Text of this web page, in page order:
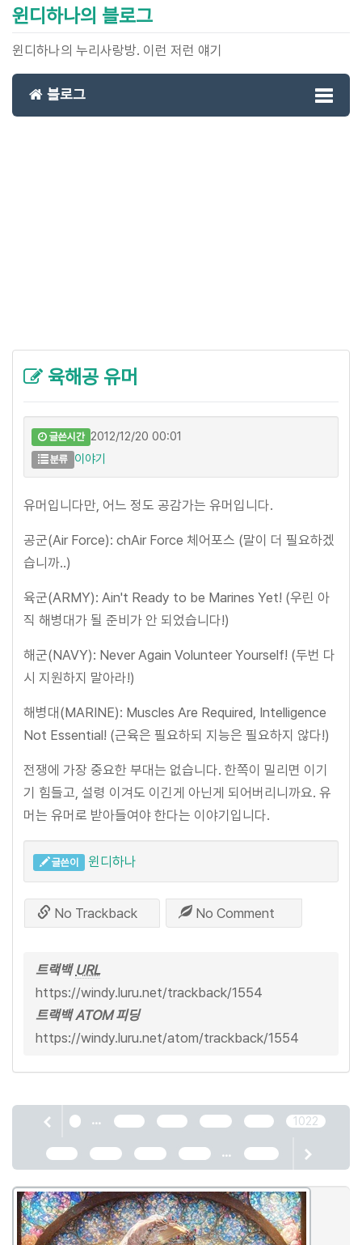
윈디하나의 블로그
윈디하나의 누리사랑방. 이런 저런 얘기
블로그
육해공 유머
글쓴시간 2012/12/20 00:01
분류 이야기
유머입니다만, 어느 정도 공감가는 유머입니다.
공군(Air Force): chAir Force 체어포스 (말이 더 필요하겠
습니까..)
육군(ARMY): Ain't Ready to be Marines Yet! (우린 아
직 해병대가 될 준비가 안 되었습니다!)
해군(NAVY): Never Again Volunteer Yourself! (두번 다
시 지원하지 말아라!)
해병대(MARINE): Muscles Are Required, Intelligence
Not Essential! (근육은 필요하되 지능은 필요하지 않다!)
전쟁에 가장 중요한 부대는 없습니다. 한쪽이 밀리면 이기
기 힘들고, 설령 이겨도 이긴게 아닌게 되어버리니까요. 유
머는 유머로 받아들여야 한다는 이야기입니다.
글쓴이 윈디하나
No Trackback No Comment
트랙백 URL
https://windy.luru.net/trackback/1554
트랙백 ATOM 피딩
https://windy.luru.net/atom/trackback/1554
... 1022
...